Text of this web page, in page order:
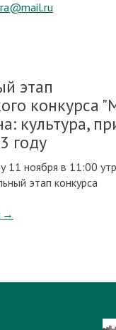
этап
конкурса
культура,
году
11 ноября в 11:00
этап конкурса
→